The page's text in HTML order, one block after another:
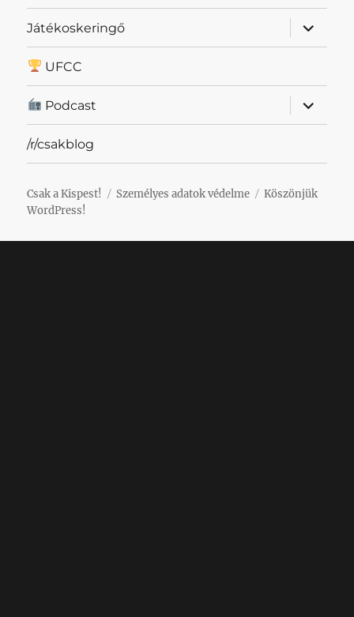
Játékoskeringő
almenü
UFCC
Podcast
almenü
/r/csakblog
Csak a Kispest! Személyes adatok védelme
Köszönjük
WordPress!